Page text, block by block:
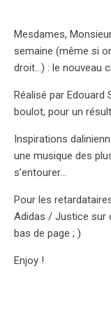
Mesdames,
semaine (même si
droit…) : le nouveau
Réalisé par Edouard
boulot, pour un
Inspirations
une musique des
s’entourer…
Pour les
Adidas / Justice sur
bas de page ; )
Enjoy !